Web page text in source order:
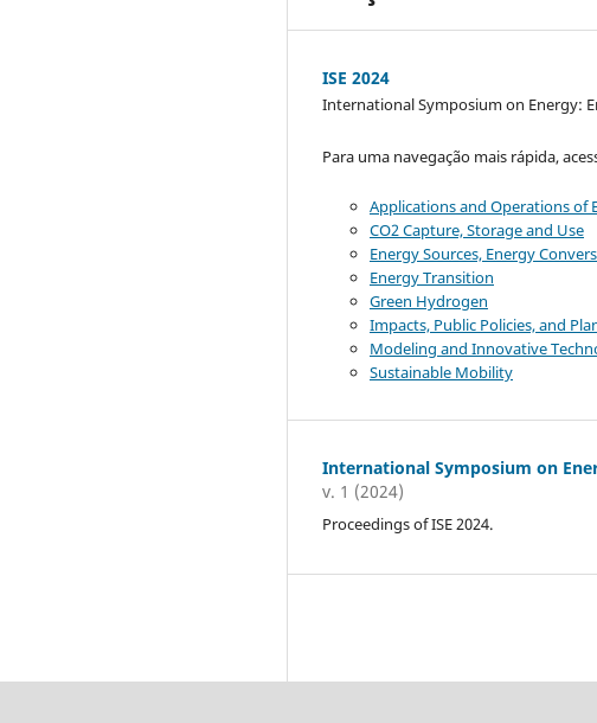
ISE 2024
International Symposium on Energy:
Para uma navegação mais rápida,
Applications and Operations of
CO2 Capture, Storage and Use
Energy Sources, Energy
Energy Transition
Green Hydrogen
Impacts, Public Policies, and
Modeling and Innovative
Sustainable Mobility
International Symposium on
v. 1 (2024)
Proceedings of ISE 2024.